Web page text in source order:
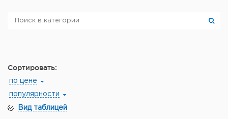
Сортировать:
по цене
популярности
Вид таблицей